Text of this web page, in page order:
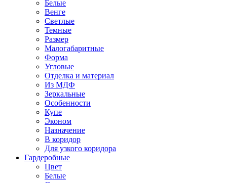
Белые
Венге
Светлые
Темные
Размер
Малогабаритные
Форма
Угловые
Отделка и материал
Из МДФ
Зеркальные
Особенности
Купе
Эконом
Назначение
В коридор
Для узкого коридора
Гардеробные
Цвет
Белые